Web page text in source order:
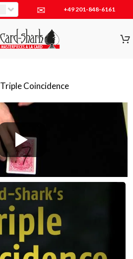
✉ +49 201-848-6161
Triple Coincidence